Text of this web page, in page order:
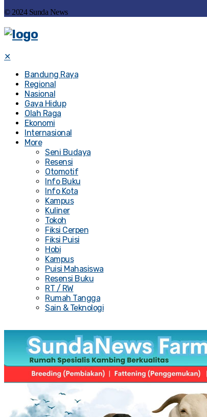
© 2024 Sunda News
✕
Bandung Raya
Regional
Nasional
Gaya Hidup
Olah Raga
Ekonomi
Internasional
More
Seni Budaya
Resensi
Otomotif
Info Buku
Info Kota
Kampus
Kuliner
Tokoh
Fiksi Cerpen
Fiksi Puisi
Hobi
Kampus
Puisi Mahasiswa
Resensi Buku
RT / RW
Rumah Tangga
Sain & Teknologi